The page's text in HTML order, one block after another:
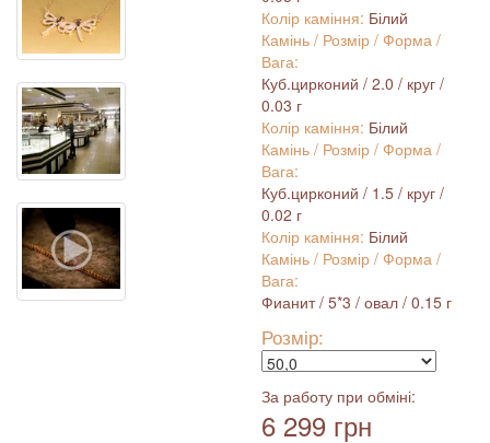
Колір каміння: Білий
Камінь / Розмір / Форма /
Вага:
Куб.цирконий / 2.0 / круг /
0.03 г
Колір каміння: Білий
Камінь / Розмір / Форма /
Вага:
Куб.цирконий / 1.5 / круг /
0.02 г
Колір каміння: Білий
Камінь / Розмір / Форма /
Вага:
Фианит / 5*3 / овал / 0.15 г
Розмір:
За работу при обміні:
6 299 грн